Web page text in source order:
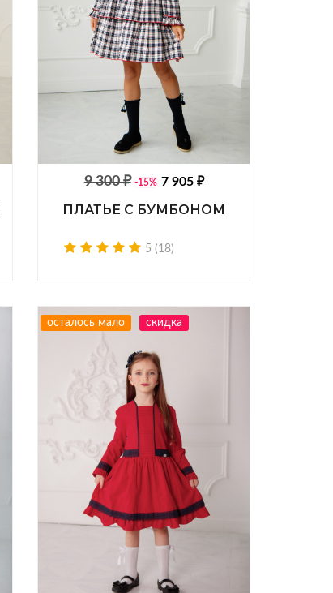
9 300 ₽ -15% 7 905 ₽
ПЛАТЬЕ С БУМБОНОМ
5 (18)
осталось мало скидка